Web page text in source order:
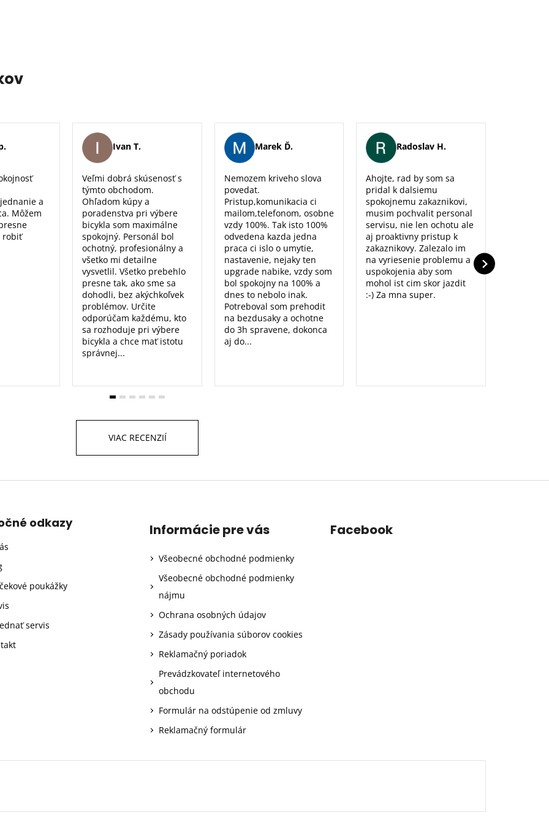
a
Môžem
robiť
Ivan T.
Veľmi dobrá skúsenosť s
týmto obchodom.
Ohľadom kúpy a
poradenstva pri výbere
bicykla som maximálne
spokojný. Personál bol
ochotný, profesionálny a
všetko mi detailne
vysvetlil. Všetko prebehlo
presne tak, ako sme sa
dohodli, bez akýchkoľvek
problémov. Určite
odporúčam každému, kto
sa rozhoduje pri výbere
bicykla a chce mať istotu
správnej...
Marek Ď.
Nemozem kriveho slova
povedat.
Pristup,komunikacia ci
mailom,telefonom, osobne
vzdy 100%. Tak isto 100%
odvedena kazda jedna
praca ci islo o umytie,
nastavenie, nejaky ten
upgrade nabike, vzdy som
bol spokojny na 100% a
dnes to nebolo inak.
Potreboval som prehodit
na bezdusaky a ochotne
do 3h spravene, dokonca
aj do...
Radoslav H.
Ahojte, rad by som sa
pridal k dalsiemu
spokojnemu zakaznikovi,
musim pochvalit personal
servisu, nie len ochotu ale
aj proaktivny pristup k
zakaznikovy. Zalezalo im
na vyriesenie problemu a
uspokojenia aby som
mohol ist cim skor jazdit
:-) Za mna super.
VIAC RECENZIÍ
odkazy
poukážky
servis
Informácie pre vás
Všeobecné obchodné podmienky
Všeobecné obchodné podmienky
nájmu
Ochrana osobných údajov
Zásady používania súborov cookies
Reklamačný poriadok
Prevádzkovateľ internetového
obchodu
Formulár na odstúpenie od zmluvy
Reklamačný formulár
Facebook